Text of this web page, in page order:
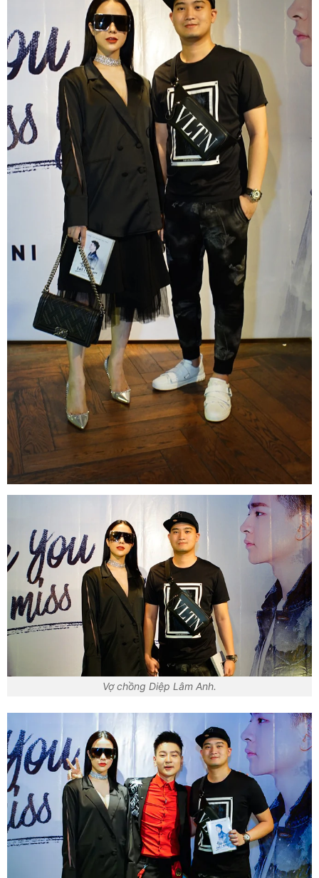
Vợ chồng Diệp Lâm Anh.